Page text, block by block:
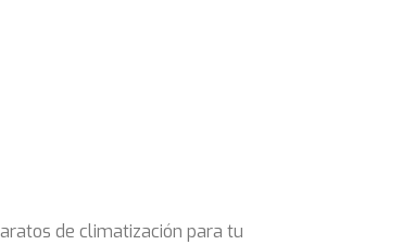
de climatización para tu